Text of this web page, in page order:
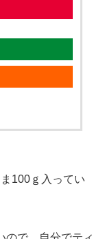
100ｇ入ってい